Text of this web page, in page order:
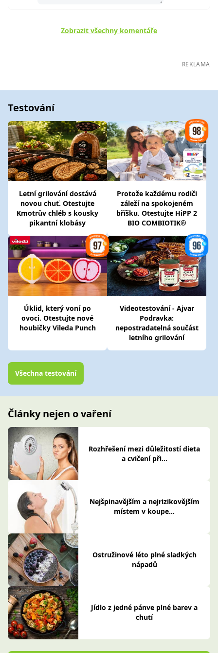
Zobrazit všechny komentáře
REKLAMA
Testování
Letní grilování dostává
novou chuť. Otestujte
Kmotrův chléb s kousky
pikantní klobásy
Protože každému rodiči
záleží na spokojeném
bříšku. Otestujte HiPP 2
BIO COMBIOTIK®
Úklid, který voní po
ovoci. Otestujte nové
houbičky Vileda Punch
Videotestování - Ajvar
Podravka:
nepostradatelná součást
letního grilování
Všechna testování
Články nejen o vaření
Rozhřešení mezi důležitostí dieta
a cvičení při...
Nejšpinavějším a nejrizikovějším
místem v koupe...
Ostružinové léto plné sladkých
nápadů
Jídlo z jedné pánve plné barev a
chutí